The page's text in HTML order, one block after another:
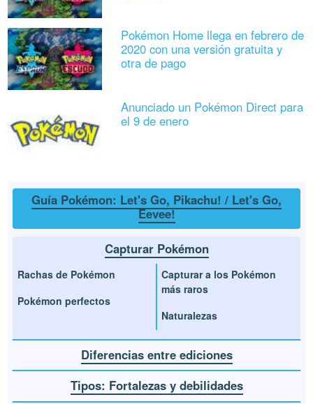
Pokémon Home llega en febrero de
2020 con una versión gratuita y
otra de pago
Anunciado un Pokémon Direct para
el 9 de enero
Guía Pokémon: Let's Go, Pikachu! / Let's Go,
Eevee!
Capturar Pokémon
Rachas de Pokémon
Pokémon perfectos
Capturar a los Pokémon
más raros
Naturalezas
Diferencias entre ediciones
Tipos: Fortalezas y debilidades